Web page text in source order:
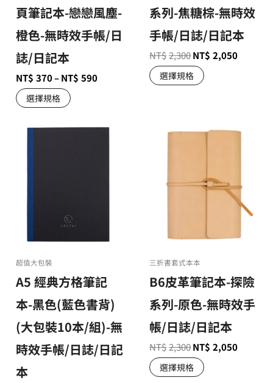
頁筆記本-戀戀風塵-
橙色-無時效手帳/日
誌/日記本
NT$ 370–NT$ 590
選擇規格
系列-焦糖棕-無時效
手帳/日誌/日記本
NT$2,300NT$ 2,050
選擇規格
超值大包裝
A5 經典方格筆記
本-黑色(藍色書背)
(大包裝10本/組)-無
時效手帳/日誌/日記
本
三折書套式本本
B6皮革筆記本-探險
系列-原色-無時效手
帳/日誌/日記本
NT$2,300NT$ 2,050
選擇規格